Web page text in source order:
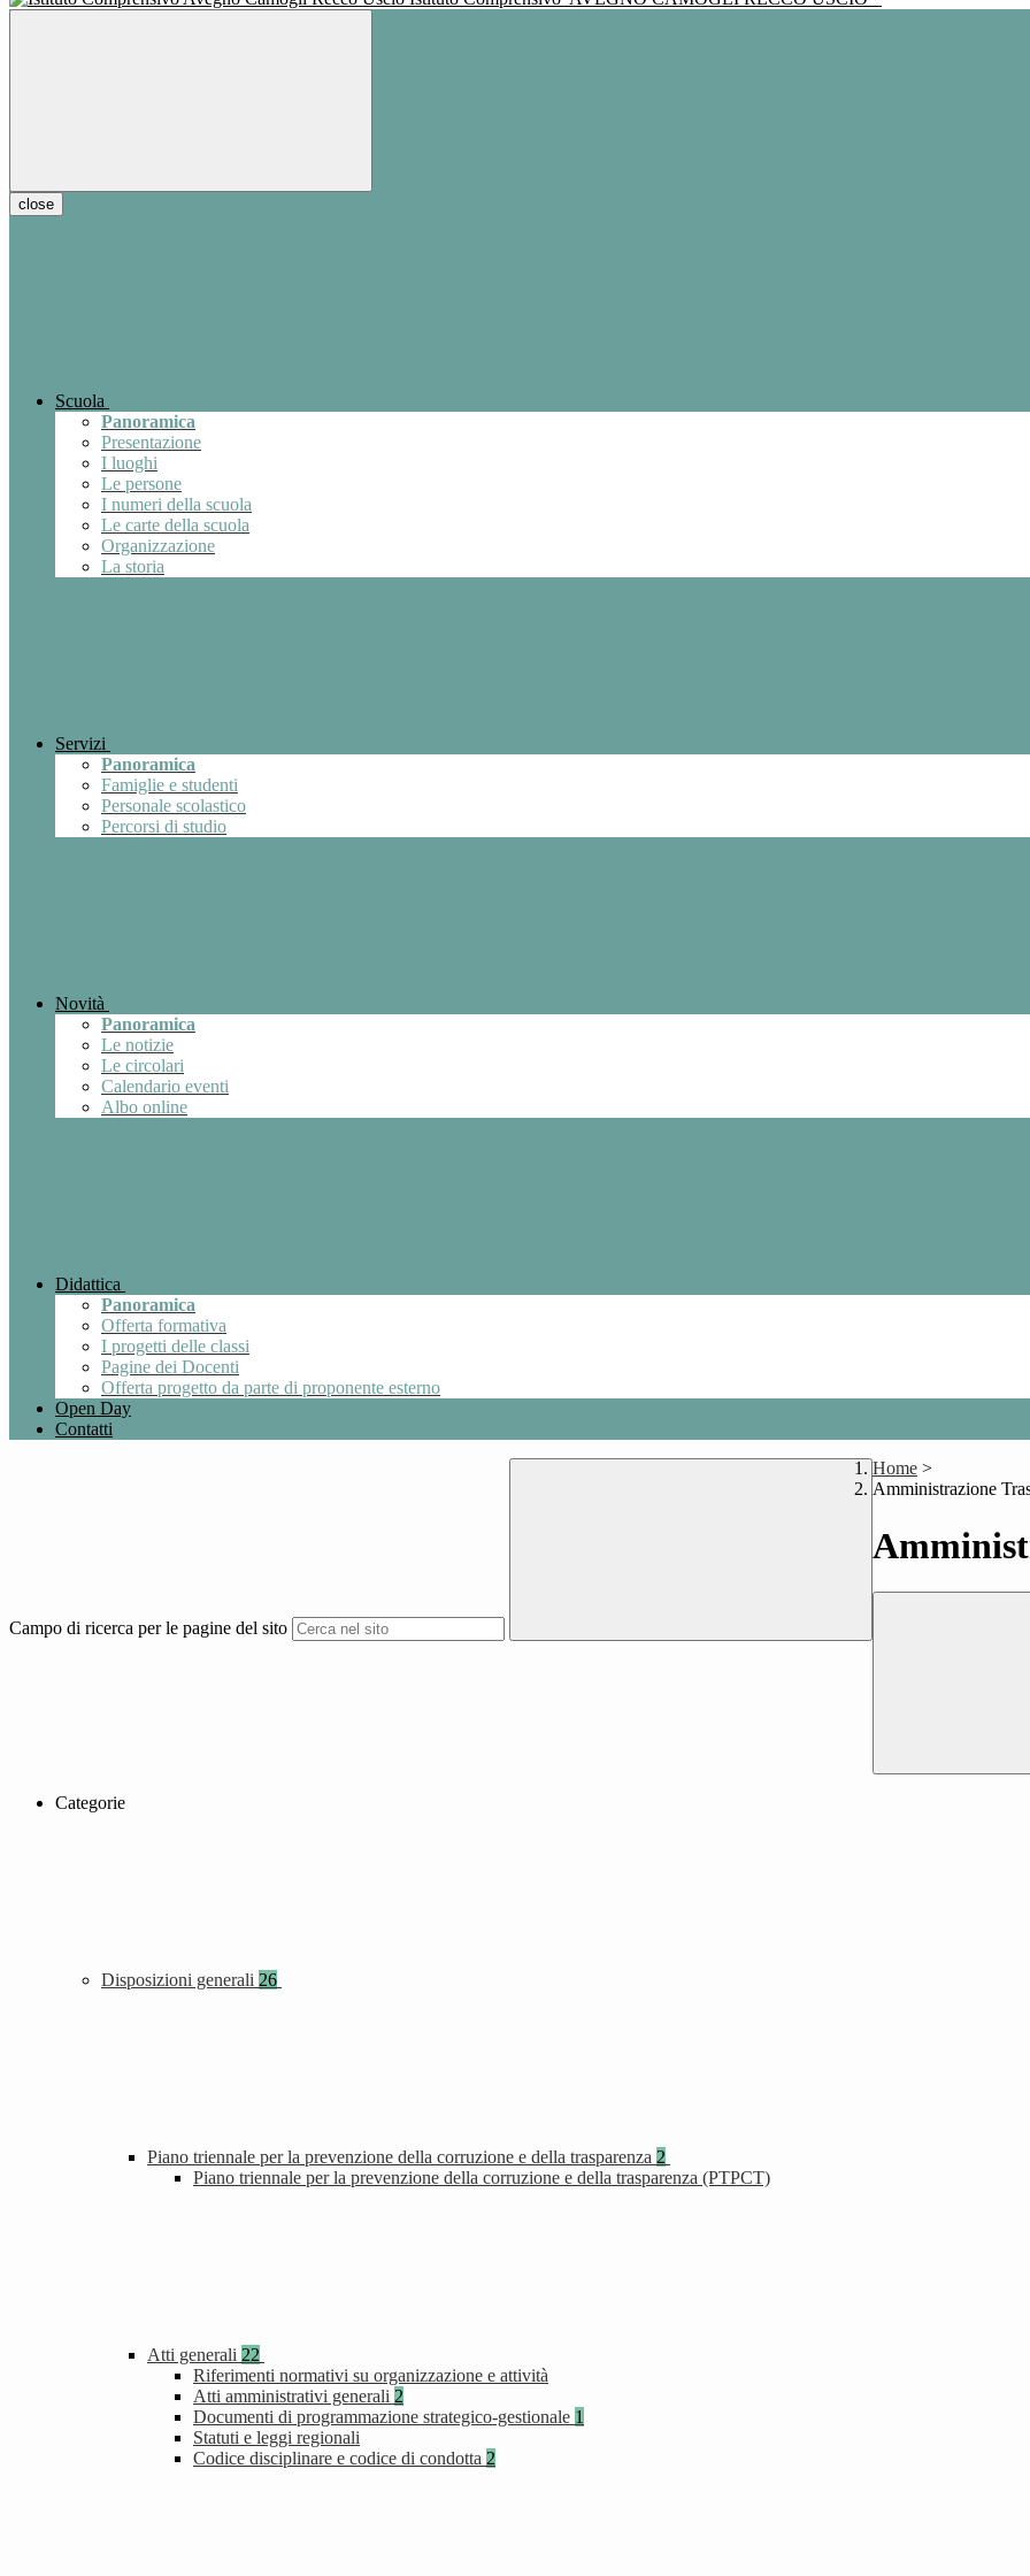
close
Scuola
Panoramica
Presentazione
I luoghi
Le persone
I numeri della scuola
Le carte della scuola
Organizzazione
La storia
Servizi
Panoramica
Famiglie e studenti
Personale scolastico
Percorsi di studio
Novità
Panoramica
Le notizie
Le circolari
Calendario eventi
Albo online
Didattica
Panoramica
Offerta formativa
I progetti delle classi
Pagine dei Docenti
Offerta progetto da parte di proponente esterno
Open Day
Contatti
Campo di ricerca per le pagine del sito
Home >
Amministrazione
Categorie
Disposizioni generali 26
Piano triennale per la prevenzione della corruzione e della trasparenza 2
Piano triennale per la prevenzione della corruzione e della trasparenza (PTPCT)
Atti generali 22
Riferimenti normativi su organizzazione e attività
Atti amministrativi generali 2
Documenti di programmazione strategico-gestionale 1
Statuti e leggi regionali
Codice disciplinare e codice di condotta 2